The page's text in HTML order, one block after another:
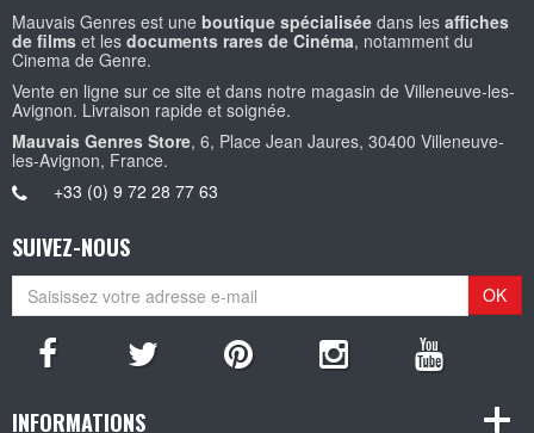
Mauvais Genres est une boutique spécialisée dans les affiches
de films et les documents rares de Cinéma, notamment du
Cinema de Genre.
Vente en ligne sur ce site et dans notre magasin de Villeneuve-les-
Avignon. Livraison rapide et soignée.
Mauvais Genres Store, 6, Place Jean Jaures, 30400 Villeneuve-
les-Avignon, France.
+33 (0) 9 72 28 77 63
SUIVEZ-NOUS
OK
INFORMATIONS